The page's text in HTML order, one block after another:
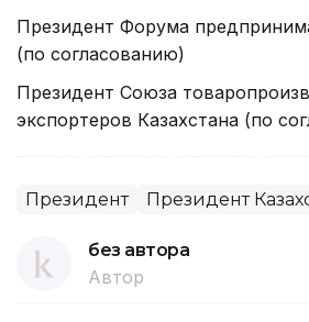
Президент Форума
(по согласова­нию)
Президент Союза
экспортеров Казахстана (по
Президент Президент
без автора
Автор